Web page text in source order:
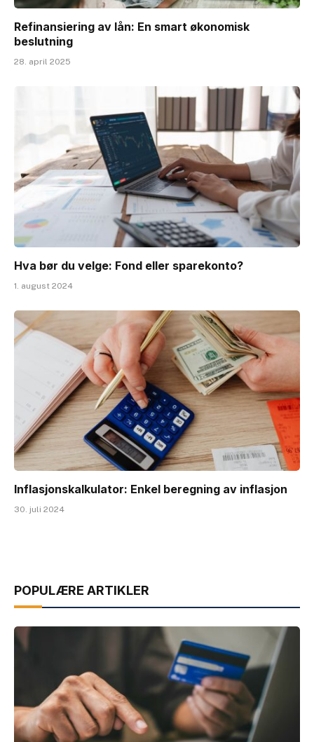
Refinansiering av lån: En smart økonomisk
beslutning
28. april 2025
Hva bør du velge: Fond eller sparekonto?
1. august 2024
Inflasjonskalkulator: Enkel beregning av inflasjon
30. juli 2024
POPULÆRE ARTIKLER